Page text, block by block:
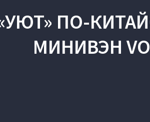
ПО-
МИНИВЭН